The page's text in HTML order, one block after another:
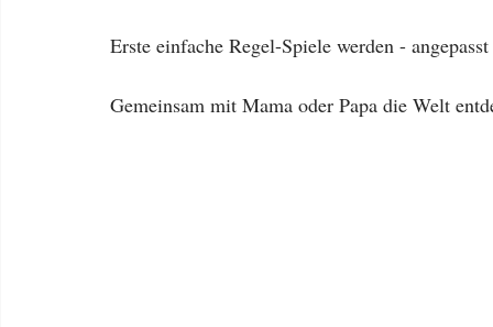
Erste einfache Regel-Spiele werden -
Gemeinsam mit Mama oder Papa die Welt